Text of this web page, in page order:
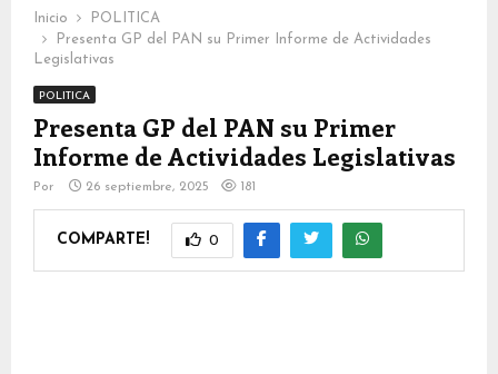
Inicio
POLITICA
Presenta GP del PAN su Primer Informe de Actividades
Legislativas
POLITICA
Presenta GP del PAN su Primer
Informe de Actividades Legislativas
Por 26 septiembre, 2025 181
COMPARTE! 0